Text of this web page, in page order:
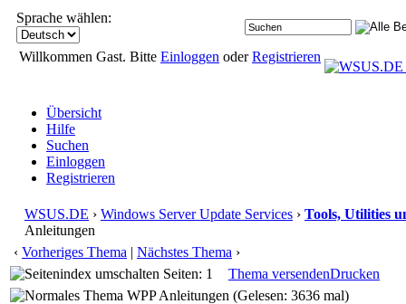
Sprache wählen:
Willkommen Gast. Bitte Einloggen oderRegistrieren
Übersicht
Hilfe
Suchen
Einloggen
Registrieren
WSUS.DE › Windows Server Update Services › Tools, Utilities
Anleitungen
‹ Vorheriges Thema | Nächstes Thema ›
Seiten: 1
Thema versendenDrucken
WPP Anleitungen (Gelesen: 3636 mal)